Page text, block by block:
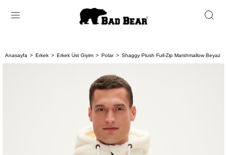
Anasayfa Erkek Erkek Üst Giyim Polar Shaggy Plush Full-Zip Marshmallow Beyaz